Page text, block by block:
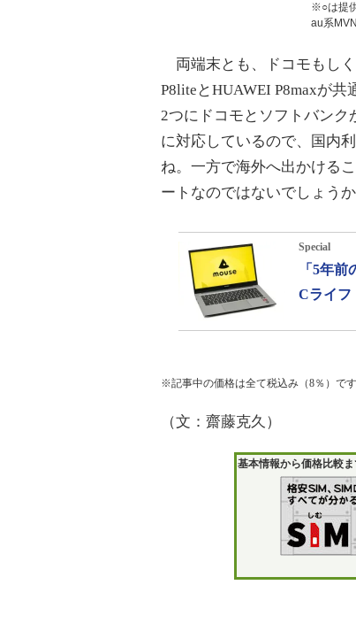
※○は提
au系
両端末とも、ドコモもし
P8liteとHUAWEI P8maxが
2つにドコモとソフトバンク
に対応しているので、国内
ね。一方で海外へ出かける
ートなのではないでしょうか
Special
「5年
Cライフ
※記事中の価格は全て税込み（8％）です
（文：齋藤克久）
基本情報から価格比較